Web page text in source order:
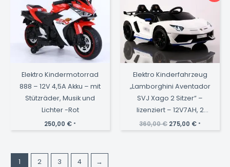
Elektro Kindermotorrad
888 – 12V 4,5A Akku – mit
Stützräder, Musik und
Lichter -Rot
250,00 € *
Elektro Kinderfahrzeug
„Lamborghini Aventador
SVJ Xago 2 Sitzer“ –
lizenziert – 12V7AH, 2
Motoren- 2,4Ghz
360,00€ Ursprünglicher
275,00 €Aktueller
*
1 2 3 4 →